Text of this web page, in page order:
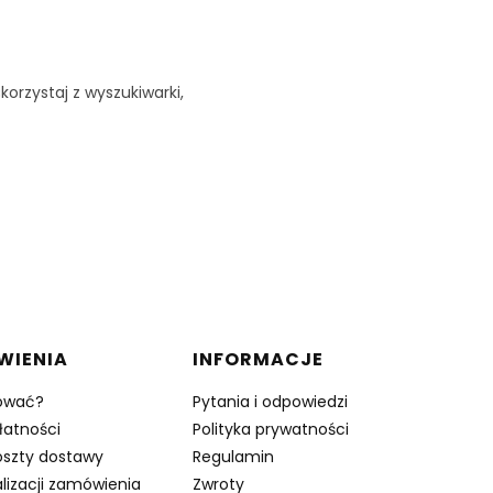
z wyszukiwarki,
dostawy
zamówienia
INFORMACJE
Pytania i odpowiedzi
Polityka prywatności
Regulamin
Zwroty